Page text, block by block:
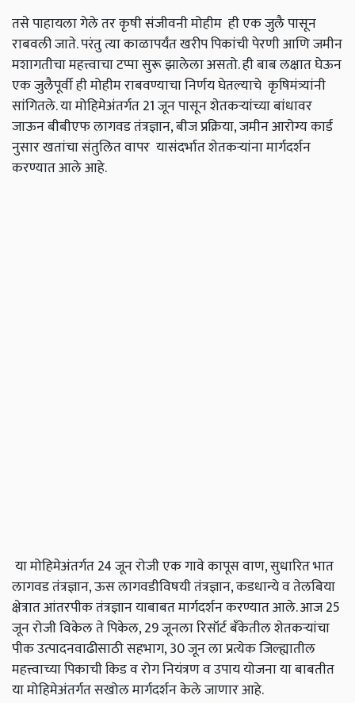
तसे पाहायला गेले तर कृषी संजीवनी मोहीम ही एक जुलै पासून
राबवली जाते. परंतु त्या काळापर्यंत खरीप पिकांची पेरणी आणि जमीन
मशागतीचा महत्त्वाचा टप्पा सुरू झालेला असतो. ही बाब लक्षात घेऊन
एक जुलैपूर्वी ही मोहीम राबवण्याचा निर्णय घेतल्याचे कृषिमंत्र्यांनी
सांगितले. या मोहिमेअंतर्गत 21 जून पासून शेतकऱ्यांच्या बांधावर
जाऊन बीबीएफ लागवड तंत्रज्ञान, बीज प्रक्रिया, जमीन आरोग्य कार्ड
नुसार खतांचा संतुलित वापर यासंदर्भात शेतकऱ्यांना मार्गदर्शन
करण्यात आले आहे.
या मोहिमेअंतर्गत 24 जून रोजी एक गावे कापूस वाण, सुधारित भात
लागवड तंत्रज्ञान, ऊस लागवडीविषयी तंत्रज्ञान, कडधान्ये व तेलबिया
क्षेत्रात आंतरपीक तंत्रज्ञान याबाबत मार्गदर्शन करण्यात आले. आज 25
जून रोजी विकेल ते पिकेल, 29 जूनला रिसॉर्ट बँकेतील शेतकऱ्यांचा
पीक उत्पादनवाढीसाठी सहभाग, 30 जून ला प्रत्येक जिल्ह्यातील
महत्त्वाच्या पिकाची किड व रोग नियंत्रण व उपाय योजना या बाबतीत
या मोहिमेअंतर्गत सखोल मार्गदर्शन केले जाणार आहे.